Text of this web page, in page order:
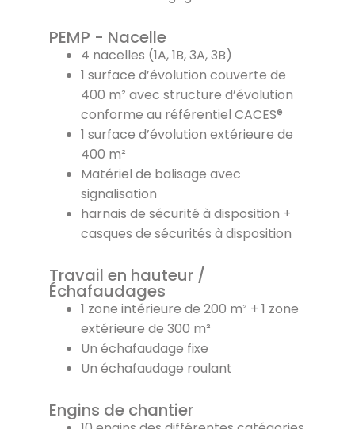
PEMP - Nacelle
4 nacelles (1A, 1B, 3A, 3B)
1 surface d’évolution couverte de
400 m² avec structure d’évolution
conforme au référentiel CACES®
1 surface d’évolution extérieure de
400 m²
Matériel de balisage avec
signalisation
harnais de sécurité à disposition +
casques de sécurités à disposition
Travail en hauteur /
Échafaudages
1 zone intérieure de 200 m² + 1 zone
extérieure de 300 m²
Un échafaudage fixe
Un échafaudage roulant
Engins de chantier